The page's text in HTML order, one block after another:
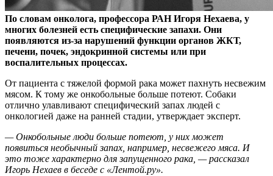
По словам онколога, профессора РАН Игоря Нехаева, у
многих болезней есть специфические запахи. Они
появляются из-за нарушений функции органов ЖКТ,
печени, почек, эндокринной системы или при
воспалительных процессах.
От пациента с тяжелой формой рака может пахнуть несвежим
мясом. К тому же онкобольные больше потеют. Собаки
отлично улавливают специфический запах людей с
онкологией даже на ранней стадии, утверждает эксперт.
— Онкобольные люди больше потеют, у них может
появиться необычный запах, например, несвежего мяса. И
это тоже характерно для запущенного рака, — рассказал
Игорь Нехаев в беседе с «Лентой.ру».